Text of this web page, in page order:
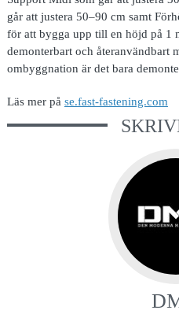
går att justera 50–90 cm samt
för att bygga upp till en höjd på 1
demonterbart och återanvändbart
ombyggnation är det bara
Läs mer på se.fast-fastening.com